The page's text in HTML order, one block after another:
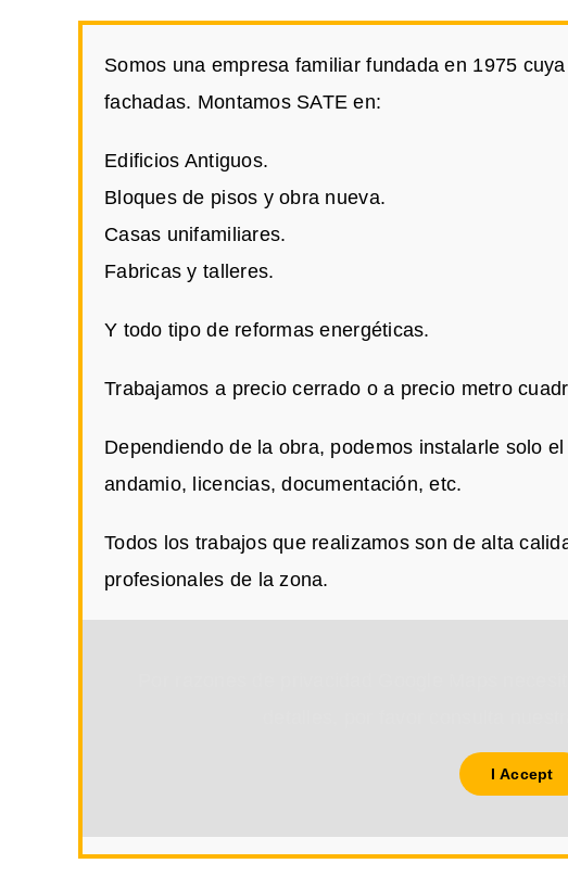
Somos una empresa familiar fundada en 1975
fachadas. Montamos SATE en:
Edificios Antiguos.
Bloques de pisos y obra nueva.
Casas unifamiliares.
Fabricas y talleres.
Y todo tipo de reformas energéticas.
Trabajamos a precio cerrado o a precio metro
Dependiendo de la obra, podemos instalarle solo
andamio, licencias, documentación, etc.
Todos los trabajos que realizamos son de alta
profesionales de la zona.
I Accept